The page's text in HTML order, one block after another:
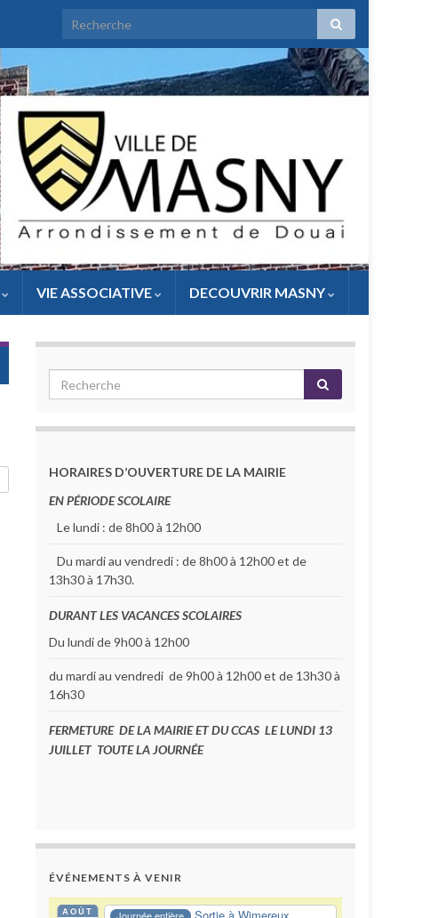
VIE ASSOCIATIVE DECOUVRIR MASNY
HORAIRES D’OUVERTURE DE LA MAIRIE
EN PÉRIODE SCOLAIRE
Le lundi : de 8h00 à 12h00
Du mardi au vendredi : de 8h00 à 12h00 et de
13h30 à 17h30.
DURANT LES VACANCES SCOLAIRES
Du lundi de 9h00 à 12h00
du mardi au vendredi de 9h00 à 12h00 et de 13h30 à
16h30
FERMETURE DE LA MAIRIE ET DU CCAS LE LUNDI 13
JUILLET TOUTE LA JOURNÉE
ÉVÉNEMENTS À VENIR
AOÛT Journée entière